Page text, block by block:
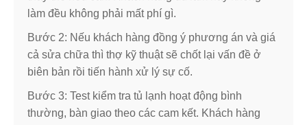
làm đều không phải mất phí gì.
Bước 2: Nếu khách hàng đồng ý phương án và giá
cả sửa chữa thì thợ kỹ thuật sẽ chốt lại vấn đề ở
biên bản rồi tiến hành xử lý sự cố.
Bước 3: Test kiểm tra tủ lạnh hoạt động bình
thường, bàn giao theo các cam kết. Khách hàng